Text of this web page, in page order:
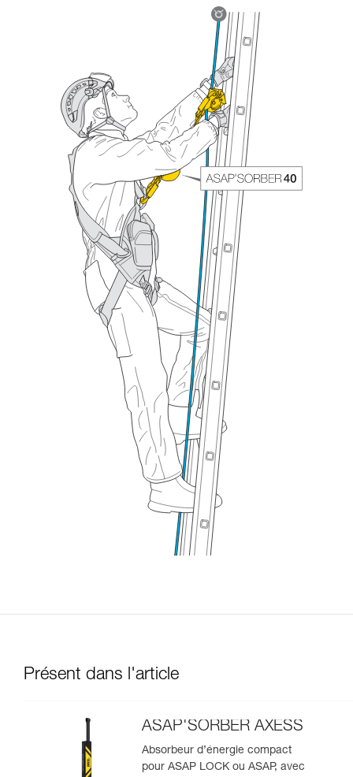
Présent dans l'article
ASAP'SORBER AXESS
Absorbeur d’énergie compact
pour ASAP LOCK ou ASAP, avec